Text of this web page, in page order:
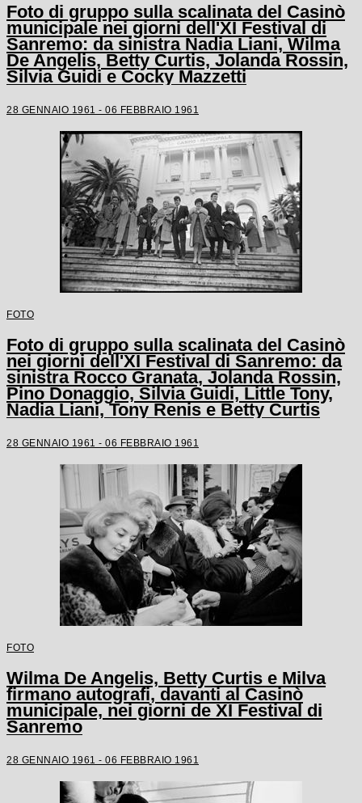
Foto di gruppo sulla scalinata del Casinò
municipale nei giorni dell'XI Festival di
Sanremo: da sinistra Nadia Liani, Wilma
De Angelis, Betty Curtis, Jolanda Rossin,
Silvia Guidi e Cocky Mazzetti
28 GENNAIO 1961 - 06 FEBBRAIO 1961
FOTO
Foto di gruppo sulla scalinata del Casinò
nei giorni dell'XI Festival di Sanremo: da
sinistra Rocco Granata, Jolanda Rossin,
Pino Donaggio, Silvia Guidi, Little Tony,
Nadia Liani, Tony Renis e Betty Curtis
28 GENNAIO 1961 - 06 FEBBRAIO 1961
FOTO
Wilma De Angelis, Betty Curtis e Milva
firmano autografi, davanti al Casinò
municipale, nei giorni de XI Festival di
Sanremo
28 GENNAIO 1961 - 06 FEBBRAIO 1961